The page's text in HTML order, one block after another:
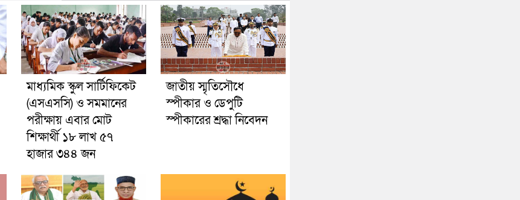
মাধ্যমিক স্কুল সার্টিফিকেট
(এসএসসি) ও সমমানের
পরীক্ষায় এবার মোট
শিক্ষার্থী ১৮ লাখ ৫৭
হাজার ৩৪৪ জন
জাতীয় স্মৃতিসৌধে
স্পীকার ও ডেপুটি
স্পীকারের শ্রদ্ধা নিবেদন